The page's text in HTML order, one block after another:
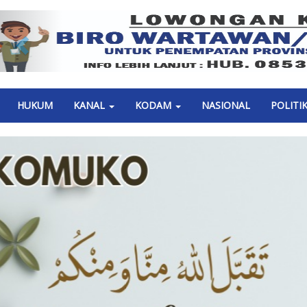
Previous
HUKUM KANAL KODAM NASIONAL POLITIK